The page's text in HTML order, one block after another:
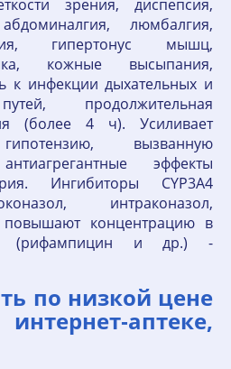
зрения, диспепсия,
люмбалгия,
гипертонус мышц,
кожные высыпания,
к инфекции дыхательных и
продолжительная
(более 4 ч). Усиливает
вызванную
эффекты
Ингибиторы CYР3А4
интраконазол,
концентрацию в
(рифампицин и др.) -
по низкой цене